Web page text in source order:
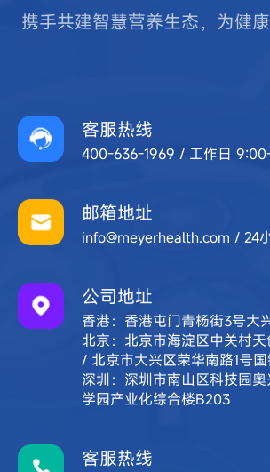
携手共建智慧营养生态，为健
客服热线
400-636-1969 / 工作日
邮箱地址
info@meyerhealth.com / 24
公司地址
香港：香港屯门青杨街3号大
北京：北京市海淀区中关村
/ 北京市大兴区荣华南路1号
深圳：深圳市南山区科技园
学园产业化综合楼B203
客服热线